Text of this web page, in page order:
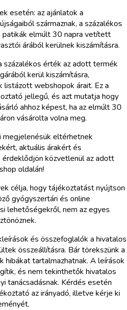
esetén: az ajánlatok a
származnak, a százalékos
patikák elmúlt 30 napra vetített
árából kerülnek kiszámításra.
százalékos érték az adott termék
kerül kiszámításra,
listázott webshopok árait. Ez a
jellegű, és azt mutatja hogy
ahhoz képest, ha az elmúlt 30
vásárolta volna meg.
eltérhetnek
aktuális árakért és
közvetlenül az adott
oldalán!
célja, hogy tájékoztatást nyújtson
gyógyszertári és online
lehetőségekről, nem az egyes
és összefoglalók a hivatalos
összeállításra. Bár törekszünk a
hibákat tartalmazhatnak. A leírások
és nem tekinthetők hivatalos
tanácsadásnak. Kérdés esetén
az irányadó, illetve kérje ki